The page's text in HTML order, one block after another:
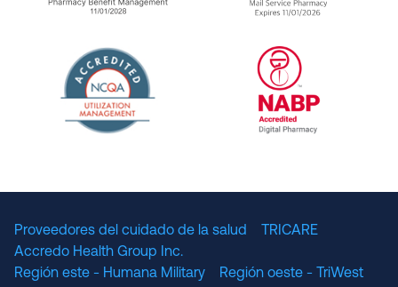
URAC Accredited Pharmacy Benefit
URAC
Proveedores del cuidado de la salud
TRICARE
Accredo Health Group Inc.
Región este - Humana Military
Región oeste - TriWest